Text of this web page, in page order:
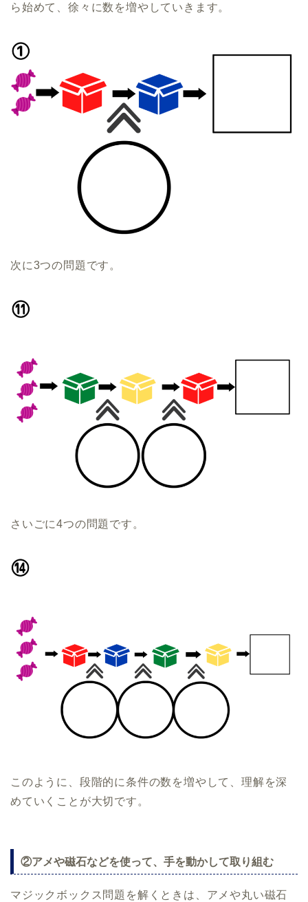
ら始めて、徐々に数を増やしていきます。
次に3つの問題です。
さいごに4つの問題です。
このように、段階的に条件の数を増やして、理解を深
めていくことが大切です。
②アメや磁石などを使って、手を動かして取り組む
マジックボックス問題を解くときは、アメや丸い磁石